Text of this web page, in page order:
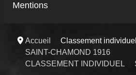
Mentions
Accueil
Classement individuel
SAINT-CHAMOND 1916
CLASSEMENT INDIVIDUEL